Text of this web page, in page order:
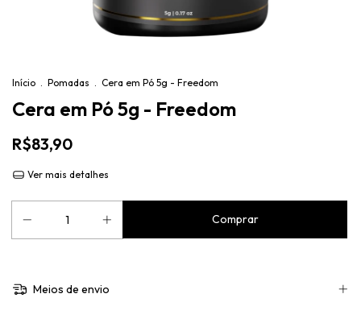
Início . Pomadas . Cera em Pó 5g - Freedom
Cera em Pó 5g - Freedom
R$83,90
Ver mais detalhes
Meios de envio